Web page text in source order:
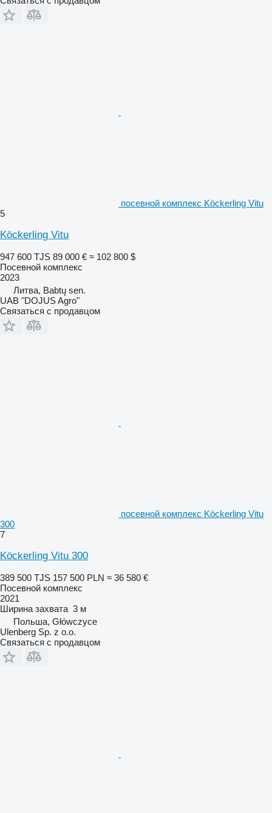
посевной комплекс Köckerling Vitu
5
Köckerling Vitu
947 600 TJS 89 000 € ≈ 102 800 $
Посевной комплекс
2023
Литва, Babtų sen.
UAB "DOJUS Agro"
Связаться с продавцом
посевной комплекс Köckerling Vitu
300
7
Köckerling Vitu 300
389 500 TJS 157 500 PLN ≈ 36 580 €
Посевной комплекс
2021
Ширина захвата 3 м
Польша, Główczyce
Ulenberg Sp. z o.o.
Связаться с продавцом